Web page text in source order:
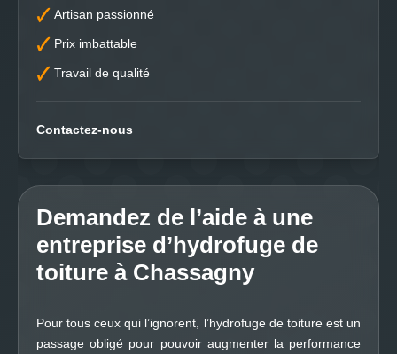
Artisan passionné
Prix imbattable
Travail de qualité
Contactez-nous
Demandez de l’aide à une
entreprise d’hydrofuge de
toiture à Chassagny
Pour tous ceux qui l’ignorent, l’hydrofuge de toiture est un
passage obligé pour pouvoir augmenter la performance